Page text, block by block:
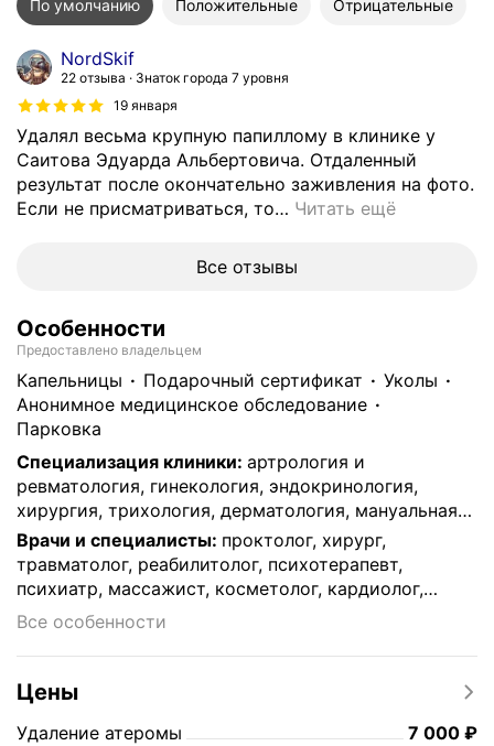
По умолчанию Положительные Отрицательные
NordSkif
22 отзыва
Знаток города 7 уровня
19 января
Удалял весьма крупную папиллому в клинике у
Саитова Эдуарда Альбертовича. Отдаленный
результат после окончательно заживления на фото.
Если не присматриваться, то… Читать ещё
Все отзывы
Особенности
Предоставлено владельцем
капельницы подарочный сертификат
уколы
анонимное медицинское обследование
парковка
Специализация клиники: артрология и
ревматология, гинекология, эндокринология,
хирургия, трихология, дерматология, мануальная
терапия, ортопедия, терапевтические услуги,
венерология, психология и психотерапия,
косметология, травматология, физиотерапия и
вертебрология, онкология, диагностика,
неврология, сексология, урология, акушерство,
остеопатия, рефлексотерапия
Врачи и специалисты: проктолог, хирург,
травматолог, реабилитолог, психотерапевт,
психиатр, массажист, косметолог, кардиолог,
дерматолог, мануальный терапевт, андролог,
нарколог, ревматолог, эндокринолог, онколог,
ортопед, терапевт, трихолог, остеопат, подолог,
дерматовенеролог
Все особенности
Цены
Удаление атеромы Цена
7000
7 000 ₽